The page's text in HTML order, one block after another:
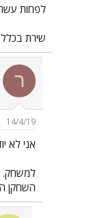
לפחות
שירת
ר
14/4/19
אני לא
למשחק.
השחקן